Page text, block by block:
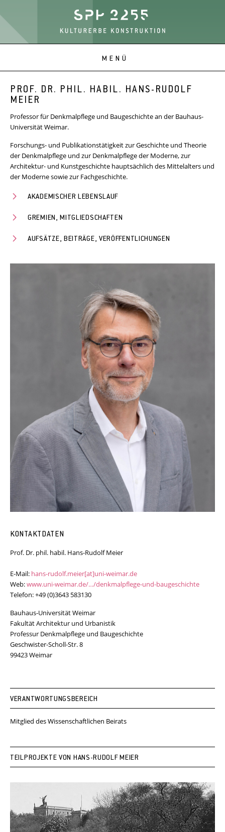
PROF. DR. PHIL. HABIL. HANS-RUDOLF
MEIER
Professor für Denkmalpflege und Baugeschichte an der Bauhaus-
Universität Weimar.
Forschungs- und Publikationstätigkeit zur Geschichte und Theorie
der Denkmalpflege und zur Denkmalpflege der Moderne, zur
Architektur- und Kunstgeschichte hauptsächlich des Mittelalters und
der Moderne sowie zur Fachgeschichte.
AKADEMISCHER LEBENSLAUF
GREMIEN, MITGLIEDSCHAFTEN
AUFSÄTZE, BEITRÄGE, VERÖFFENTLICHUNGEN
KONTAKTDATEN
Prof. Dr. phil. habil. Hans-Rudolf Meier
E-Mail: hans-rudolf.meier[at]uni-weimar.de
Web:www.uni-weimar.de/…/denkmalpflege-und-baugeschichte
Telefon: +49 (0)3643 583130
Bauhaus-Universität Weimar
Fakultät Architektur und Urbanistik
Professur Denkmalpflege und Baugeschichte
Geschwister-Scholl-Str. 8
99423 Weimar
VERANTWORTUNGSBEREICH
Mitglied des Wissenschaftlichen Beirats
TEILPROJEKTE VON HANS-RUDOLF MEIER